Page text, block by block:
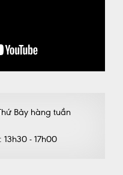
Bảy hàng tuần
- 17h00